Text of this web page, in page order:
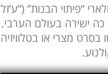
“פיתוי הבנות” (“ע’זל
כה ישירה בעולם הערבי.
מצרי או בטלוויזיה